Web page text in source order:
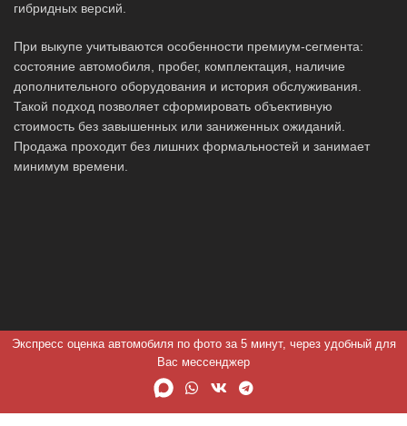
гибридных версий.
При выкупе учитываются особенности премиум-сегмента:
состояние автомобиля, пробег, комплектация, наличие
дополнительного оборудования и история обслуживания.
Такой подход позволяет сформировать объективную
стоимость без завышенных или заниженных ожиданий.
Продажа проходит без лишних формальностей и занимает
минимум времени.
Экспресс оценка автомобиля по фото за 5 минут, через удобный для
Вас мессенджер